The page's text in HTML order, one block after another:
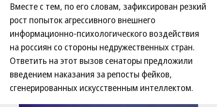
Вместе с тем, по его словам, зафиксирован резкий
рост попыток агрессивного внешнего
информационно-психологического воздействия
на россиян со стороны недружественных стран.
Ответить на этот вызов сенаторы предложили
введением наказания за репосты фейков,
сгенерированных искусственным интеллектом.